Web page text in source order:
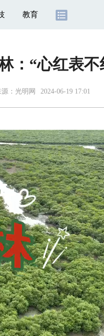
教育
：“心红表
： 光明网 2024-06-19 17:01